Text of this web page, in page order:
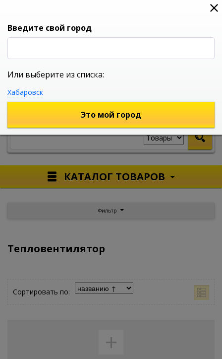
0
УНИВЕРСАЛЬНЫЙ ИНТЕРНЕТ МАГАЗИН
КАТАЛОГ ТОВАРОВ
Фильтр
Тепловентилятор
Сортировать по:
+
Введите свой город
Или выберите из списка:
Хабаровск
Это мой город